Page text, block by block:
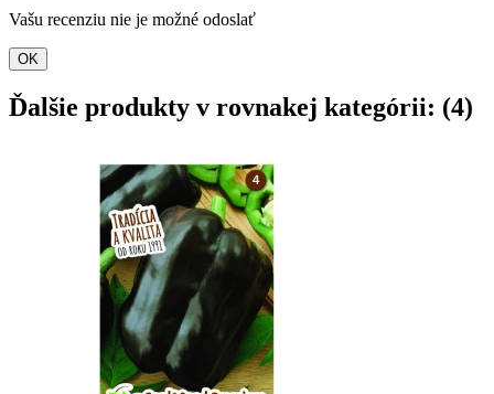
Vašu recenziu nie je možné odoslať
OK
Ďalšie produkty v rovnakej kategórii: (4)